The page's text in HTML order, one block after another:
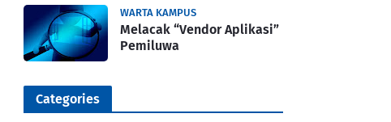
WARTA KAMPUS
Melacak “Vendor Aplikasi”
Pemiluwa
Categories